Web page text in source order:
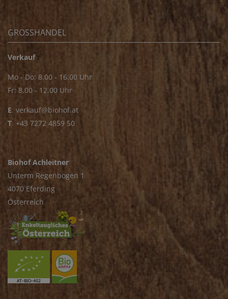
GROSSHANDEL
Verkauf
Mo - Do: 8.00 - 16.00 Uhr
Fr: 8.00 - 12.00 Uhr
E. verkauf@biohof.at
T. +43 7272 4859 50
Biohof Achleitner
Unterm Regenbogen 1
4070 Eferding
Österreich